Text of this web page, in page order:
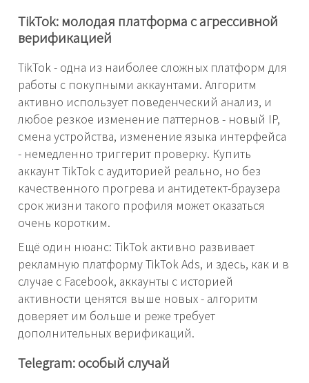
TikTok: молодая платформа с агрессивной
верификацией
TikTok - одна из наиболее сложных платформ для
работы с покупными аккаунтами. Алгоритм
активно использует поведенческий анализ, и
любое резкое изменение паттернов - новый IP,
смена устройства, изменение языка интерфейса
- немедленно триггерит проверку. Купить
аккаунт TikTok с аудиторией реально, но без
качественного прогрева и антидетект-браузера
срок жизни такого профиля может оказаться
очень коротким.
Ещё один нюанс: TikTok активно развивает
рекламную платформу TikTok Ads, и здесь, как и в
случае с Facebook, аккаунты с историей
активности ценятся выше новых - алгоритм
доверяет им больше и реже требует
дополнительных верификаций.
Telegram: особый случай